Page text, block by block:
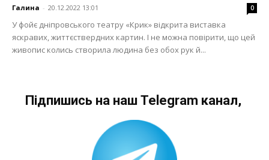
Галина - 20.12.2022 13:01 0
У фойє дніпровського театру «Крик» відкрита виставка
яскравих, життєствердних картин. І не можна повірити, що цей
живопис колись створила людина без обох рук й...
Підпишись на наш Telegram канал,